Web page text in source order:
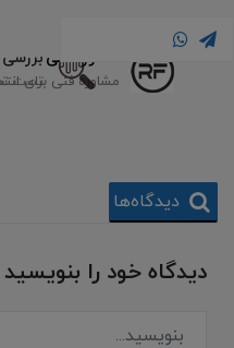
تست
مشاوره فنی
مشاوره فنی برای
دیدگاه‌ها
دیدگاه خود را بنویسید